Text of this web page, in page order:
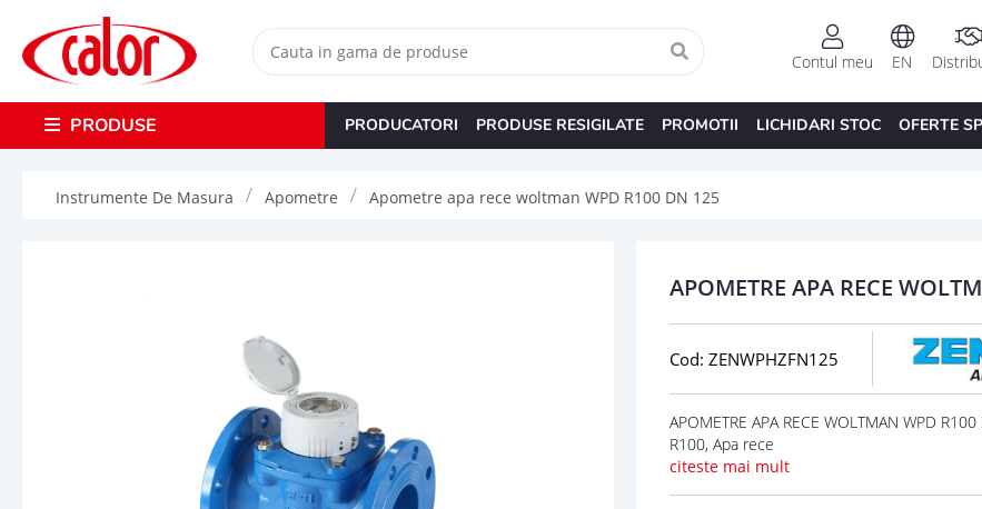
EN
Contul meu
PRODUSE PRODUCATORI PRODUSE RESIGILATE PROMOTII LICHIDARI STOC OFERTE
Instrumente De Masura Apometre Apometre apa rece woltman WPD R100 DN 125
APOMETRE APA RECE
Cod: ZENWPHZFN125
APOMETRE APA RECE WOLTMAN WPD
R100, Apa rece
citeste mai mult